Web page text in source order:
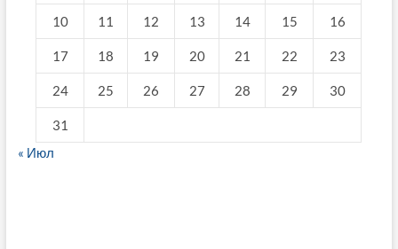
10 11 12 13 14 15 16
17 18 19 20 21 22 23
24 25 26 27 28 29 30
31
« Июл